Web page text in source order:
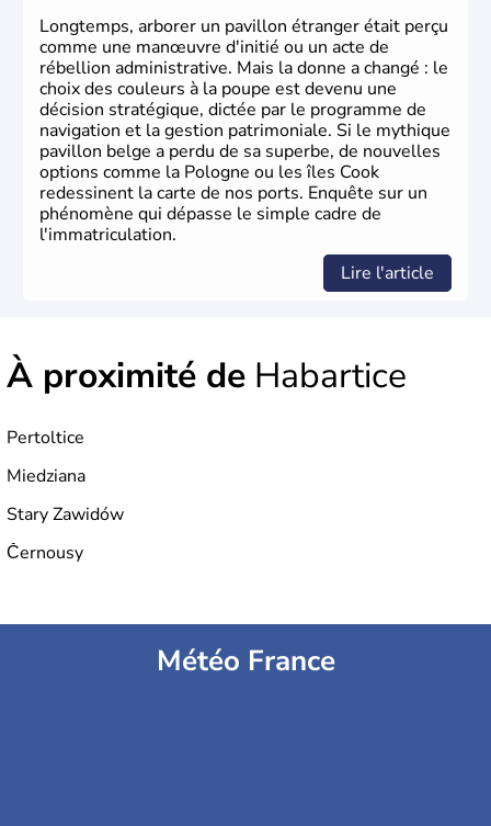
Longtemps, arborer un pavillon étranger était perçu
comme une manœuvre d'initié ou un acte de
rébellion administrative. Mais la donne a changé : le
choix des couleurs à la poupe est devenu une
décision stratégique, dictée par le programme de
navigation et la gestion patrimoniale. Si le mythique
pavillon belge a perdu de sa superbe, de nouvelles
options comme la Pologne ou les îles Cook
redessinent la carte de nos ports. Enquête sur un
phénomène qui dépasse le simple cadre de
l'immatriculation.
Lire l'article
À proximité de Habartice
Pertoltice
Miedziana
Stary Zawidów
Černousy
Météo France